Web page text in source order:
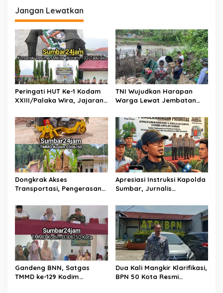
g
a
s
i
p
o
s
Jangan Lewatkan
Peringati HUT Ke-1 Kodam
XXIII/Palaka Wira, Jajaran
Ziarah Rombongan di TMP
Tatura PALU
TNI Wujudkan Harapan
Warga Lewat Jembatan
Menghubungkan Dua
Tepian
Dongkrak Akses
Transportasi, Pengerasan
Buluh Kasok Mulai Dikebut
Apresiasi Instruksi Kapolda
Sumbar, Jurnalis
Pemberantasan Kejahatan
BBM dan Tambang Ilegal
Gandeng BNN, Satgas
TMMD ke-129 Kodim
Dua Kali Mangkir Klarifikasi,
BPN 50 Kota Resmi